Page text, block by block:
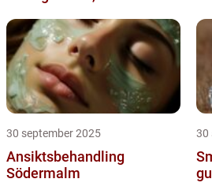
30 september 2025
Ansiktsbehandling
Södermalm
30